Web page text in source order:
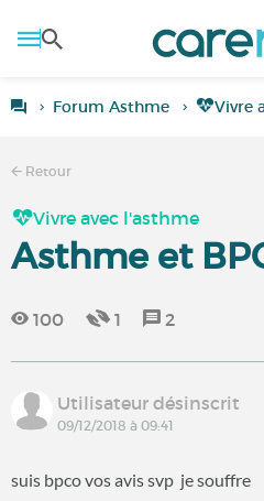
Forum Asthme Vivre
Retour
Vivre avec l'asthme
Asthme et
100 1 2
Utilisateur désinscrit
09/12/2018 à 09:41
suis bpco vos avis svp je souffre